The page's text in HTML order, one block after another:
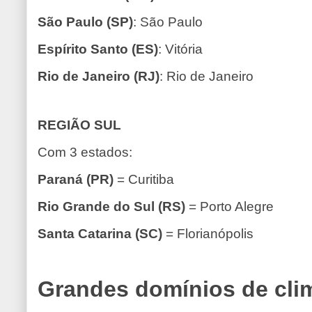
São Paulo (SP): São Paulo
Espírito Santo (ES): Vitória
Rio de Janeiro (RJ): Rio de Janeiro
REGIÃO SUL
Com 3 estados:
Paraná (PR) = Curitiba
Rio Grande do Sul (RS) = Porto Alegre
Santa Catarina (SC) = Florianópolis
Grandes domínios de